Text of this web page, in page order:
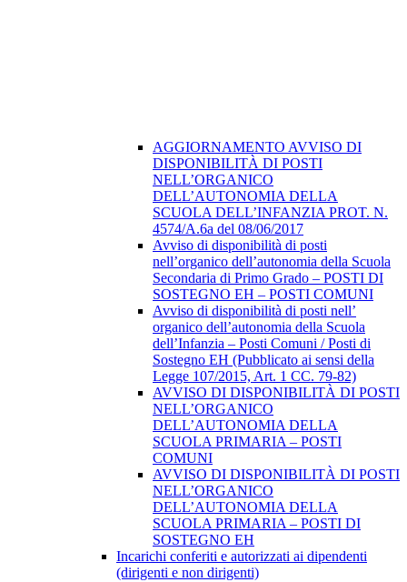
AGGIORNAMENTO AVVISO DI
DISPONIBILITÀ DI POSTI
NELL’ORGANICO
DELL’AUTONOMIA DELLA
SCUOLA DELL’INFANZIA PROT. N.
4574/A.6a del 08/06/2017
Avviso di disponibilità di posti
nell’organico dell’autonomia della Scuola
Secondaria di Primo Grado – POSTI DI
SOSTEGNO EH – POSTI COMUNI
Avviso di disponibilità di posti nell’
organico dell’autonomia della Scuola
dell’Infanzia – Posti Comuni / Posti di
Sostegno EH (Pubblicato ai sensi della
Legge 107/2015, Art. 1 CC. 79-82)
AVVISO DI DISPONIBILITÀ DI POSTI
NELL’ORGANICO
DELL’AUTONOMIA DELLA
SCUOLA PRIMARIA – POSTI
COMUNI
AVVISO DI DISPONIBILITÀ DI POSTI
NELL’ORGANICO
DELL’AUTONOMIA DELLA
SCUOLA PRIMARIA – POSTI DI
SOSTEGNO EH
Incarichi conferiti e autorizzati ai dipendenti
(dirigenti e non dirigenti)